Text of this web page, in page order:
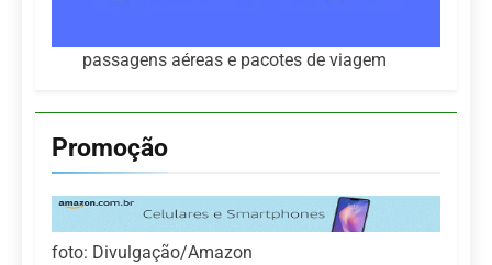
passagens aéreas e pacotes de viagem
Promoção
foto: Divulgação/Amazon